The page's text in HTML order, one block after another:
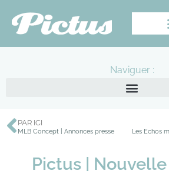
Naviguer :
PAR ICI
MLB Concept | Annonces presse
Pictus |